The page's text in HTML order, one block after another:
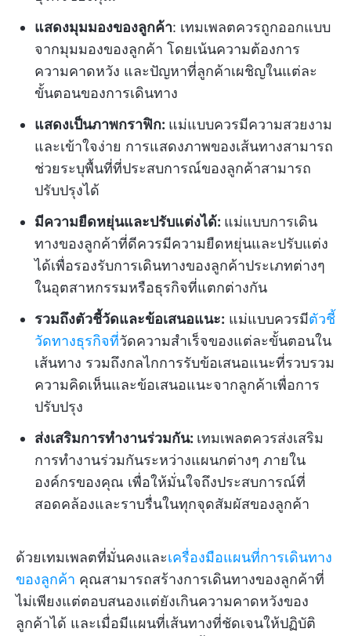
แสดงมุมมองของลูกค้า: เทมเพลตควรถูกออกแบบ
จากมุมมองของลูกค้า โดยเน้นความต้องการ
ความคาดหวัง และปัญหาที่ลูกค้าเผชิญในแต่ละ
ขั้นตอนของการเดินทาง
แสดงเป็นภาพกราฟิก: แม่แบบควรมีความสวยงาม
และเข้าใจง่าย การแสดงภาพของเส้นทางสามารถ
ช่วยระบุพื้นที่ที่ประสบการณ์ของลูกค้าสามารถ
ปรับปรุงได้
มีความยืดหยุ่นและปรับแต่งได้: แม่แบบการเดิน
ทางของลูกค้าที่ดีควรมีความยืดหยุ่นและปรับแต่ง
ได้เพื่อรองรับการเดินทางของลูกค้าประเภทต่างๆ
ในอุตสาหกรรมหรือธุรกิจที่แตกต่างกัน
รวมถึงตัวชี้วัดและข้อเสนอแนะ: แม่แบบควรมีตัวชี้
วัดทางธุรกิจที่วัดความสำเร็จของแต่ละขั้นตอนใน
เส้นทาง รวมถึงกลไกการรับข้อเสนอแนะที่รวบรวม
ความคิดเห็นและข้อเสนอแนะจากลูกค้าเพื่อการ
ปรับปรุง
ส่งเสริมการทำงานร่วมกัน: เทมเพลตควรส่งเสริม
การทำงานร่วมกันระหว่างแผนกต่างๆ ภายใน
องค์กรของคุณ เพื่อให้มั่นใจถึงประสบการณ์ที่
สอดคล้องและราบรื่นในทุกจุดสัมผัสของลูกค้า
ด้วยเทมเพลตที่มั่นคงและเครื่องมือแผนที่การเดินทาง
ของลูกค้า คุณสามารถสร้างการเดินทางของลูกค้าที่
ไม่เพียงแต่ตอบสนองแต่ยังเกินความคาดหวังของ
ลูกค้าได้ และเมื่อมีแผนที่เส้นทางที่ชัดเจนให้ปฏิบัติ